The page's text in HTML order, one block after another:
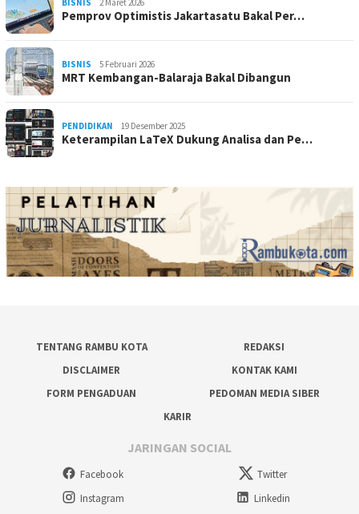
BISNIS 2 Maret 2026
Pemprov Optimistis Jakartasatu Bakal Per…
BISNIS 5 Februari 2026
MRT Kembangan-Balaraja Bakal Dibangun
PENDIDIKAN 19 Desember 2025
Keterampilan LaTeX Dukung Analisa dan Pe…
TENTANG RAMBU KOTA
REDAKSI
DISCLAIMER
KONTAK KAMI
FORM PENGADUAN
PEDOMAN MEDIA SIBER
KARIR
JARINGAN SOCIAL
Facebook
Twitter
Instagram
Linkedin